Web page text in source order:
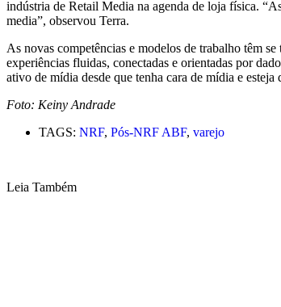
indústria de Retail Media na agenda de loja física.
media”, observou Terra.
As novas competências e modelos de trabalho têm
experiências fluidas, conectadas e orientadas por
ativo de mídia desde que tenha cara de mídia e
Foto: Keiny Andrade
TAGS: NRF, Pós-NRF ABF, varejo
Leia Também